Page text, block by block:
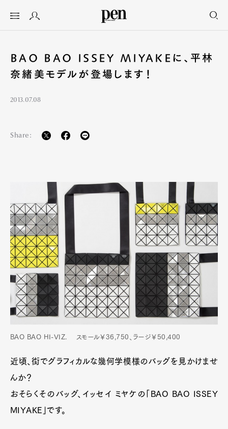
BAO BAO ISSEY MIYAKEに、平林
奈緒美モデルが登場します！
2013.07.08
Share:
BAO BAO HI-VIZ. スモール￥36,750、ラージ￥50,400
近頃、街でグラフィカルな幾何学模様のバッグを見かけませ
んか？
おそらくそのバッグ、イッセイ ミヤケの「BAO BAO ISSEY
MIYAKE」です。